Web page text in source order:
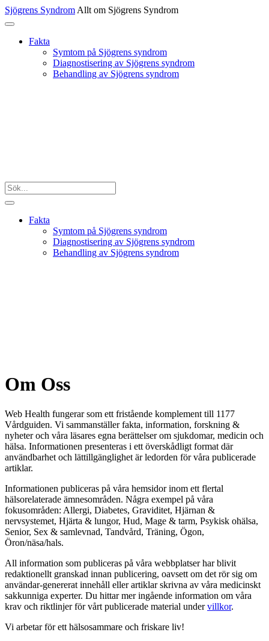
Sjögrens Syndrom Allt om Sjögrens Syndrom
Fakta
Symtom på Sjögrens syndrom
Diagnostisering av Sjögrens syndrom
Behandling av Sjögrens syndrom
Fakta
Symtom på Sjögrens syndrom
Diagnostisering av Sjögrens syndrom
Behandling av Sjögrens syndrom
Om Oss
Web Health fungerar som ett fristående komplement till 1177
Vårdguiden. Vi sammanställer fakta, information, forskning &
nyheter och våra läsares egna berättelser om sjukdomar, medicin och
hälsa. Informationen presenteras i ett överskådligt format där
användbarhet och lättillgänglighet är ledorden för våra publicerade
artiklar.
Informationen publiceras på våra hemsidor inom ett flertal
hälsorelaterade ämnesområden. Några exempel på våra
fokusområden: Allergi, Diabetes, Graviditet, Hjärnan &
nervsystemet, Hjärta & lungor, Hud, Mage & tarm, Psykisk ohälsa,
Senior, Sex & samlevnad, Tandvård, Träning, Ögon,
Öron/näsa/hals.
All information som publiceras på våra webbplatser har blivit
redaktionellt granskad innan publicering, oavsett om det rör sig om
användar-genererat innehåll eller artiklar skrivna av våra medicinskt
sakkunniga experter. Du hittar mer ingående information om våra
krav och riktlinjer för vårt publicerade material undervillkor.
Vi arbetar för ett hälsosammare och friskare liv!